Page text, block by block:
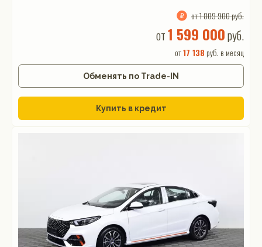
от 1 809 900 руб.
от1 599 000руб.
от17 138 руб. в месяц
Обменять по Trade-IN
Купить в кредит